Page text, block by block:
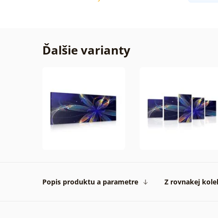
Ďalšie varianty
Popis produktu a parametre Z rovnakej